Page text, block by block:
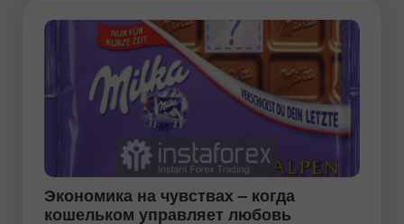
Экономика на чувствах – когда
кошельком управляет любовь